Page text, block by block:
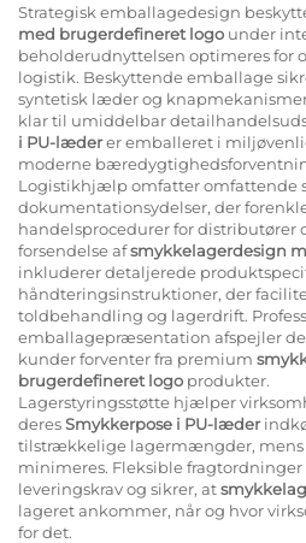
Strategisk emballagedesign
med brugerdefineret logo under
beholderudnyttelsen optimeres for
logistik. Beskyttende emballage
syntetisk læder og
klar til umiddelbar
i PU-læderer emballeret i
moderne
Logistikhjælp omfatter omfattende
dokumentationsydelser, der
handelsprocedurer for distributører
forsendelse afsmykkelagerdesign
inkluderer detaljerede
håndteringsinstruktioner, der
toldbehandling og lagerdrift.
emballagepræsentation afspejler
kunder forventer fra premium
brugerdefineret logo produkter.
Lagerstyringsstøtte hjælper
deresSmykkerpose i PU-læder
tilstrækkelige lagermængder,
minimeres. Fleksible
leveringskrav og sikrer, at
lageret ankommer, når og hvor
for det.